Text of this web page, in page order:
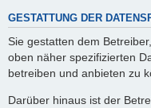
GESTATTUNG DER
Sie gestatten dem
oben näher spezifizierten
betreiben und anbieten zu
Darüber hinaus ist der